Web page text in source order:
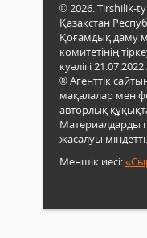
© 2026. Tirshilik-
Қазақстан
Қоғамдық даму
комитетінің
куәлігі
® Агенттік
мақалалар мен
авторлық
Материалдарды
жасалуы міндетті.
Меншік иесі: